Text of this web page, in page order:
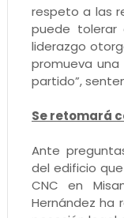
respeto a las
puede tolerar
liderazgo
promueva
partido”,
Se retomará
Ante
del edificio
CNC en
Hernández ha